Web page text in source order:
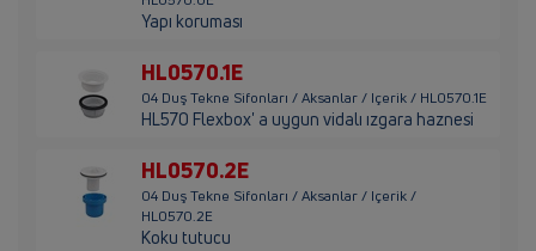
Yapı koruması
HL0570.1E
04 Duş Tekne Sifonları / Aksanlar / Içerik / HL0570.1E
HL570 Flexbox' a uygun vidalı ızgara haznesi
HL0570.2E
04 Duş Tekne Sifonları / Aksanlar / Içerik /
HL0570.2E
Koku tutucu